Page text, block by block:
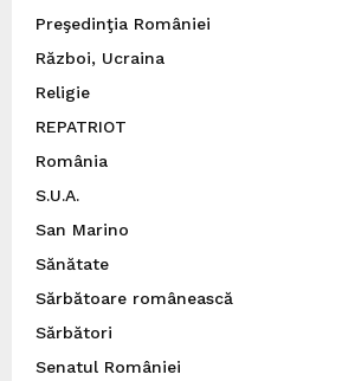
Preşedinţia României
Război, Ucraina
Religie
REPATRIOT
România
S.U.A.
San Marino
Sănătate
Sărbătoare românească
Sărbători
Senatul României